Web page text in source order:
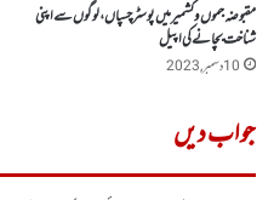
مقبوضہ جموں وکشمیر میں پوسٹر چسپاں، لوگوں سے اپنی
شناخت بچانے کی اپیل
10 دسمبر, 2023
جواب دیں